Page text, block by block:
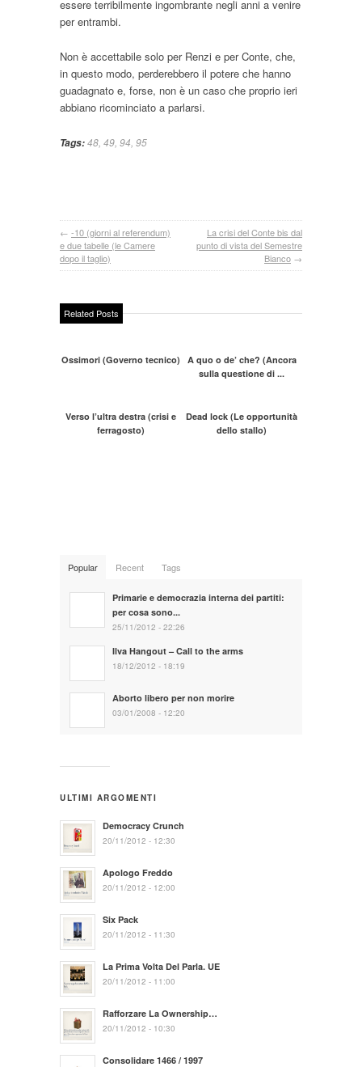
essere terribilmente ingombrante negli anni a venire
per entrambi.
Non è accettabile solo per Renzi e per Conte, che,
in questo modo, perderebbero il potere che hanno
guadagnato e, forse, non è un caso che proprio ieri
abbiano ricominciato a parlarsi.
Tags:48 49 94 95
← -10 (giorni al referendum)
e due tabelle (le Camere
dopo il taglio)
La crisi del Conte bis dal
punto di vista del Semestre
Bianco →
Related Posts
Ossimori (Governo tecnico)
A quo o de’ che? (Ancora
sulla questione di ...
Verso l’ultra destra (crisi e
ferragosto)
Dead lock (Le opportunità
dello stallo)
Popular Recent Tags
Primarie e democrazia interna dei partiti:
per cosa sono...
25/11/2012 - 22:26
Ilva Hangout – Call to the arms
18/12/2012 - 18:19
Aborto libero per non morire
03/01/2008 - 12:20
ULTIMI ARGOMENTI
Democracy Crunch
20/11/2012 - 12:30
Apologo Freddo
20/11/2012 - 12:00
Six Pack
20/11/2012 - 11:30
La Prima Volta Del Parla. UE
20/11/2012 - 11:00
Rafforzare La Ownership…
20/11/2012 - 10:30
Consolidare 1466 / 1997